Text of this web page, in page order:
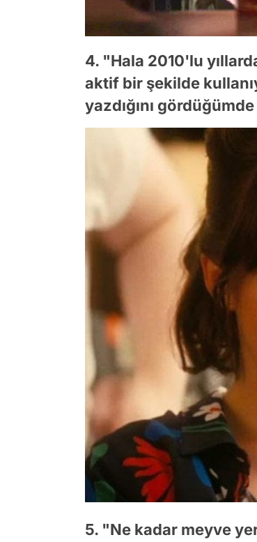
4. "Hala 2010'lu
aktif bir şekilde
yazdığını
5. "Ne kadar meyve